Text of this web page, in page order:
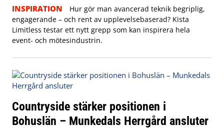
INSPIRATION
Hur gör man avancerad teknik begriplig,
engagerande – och rent av upplevelsebaserad? Kista
Limitless testar ett nytt grepp som kan inspirera hela
event- och mötesindustrin.
Countryside stärker positionen i
Bohuslän – Munkedals Herrgård ansluter